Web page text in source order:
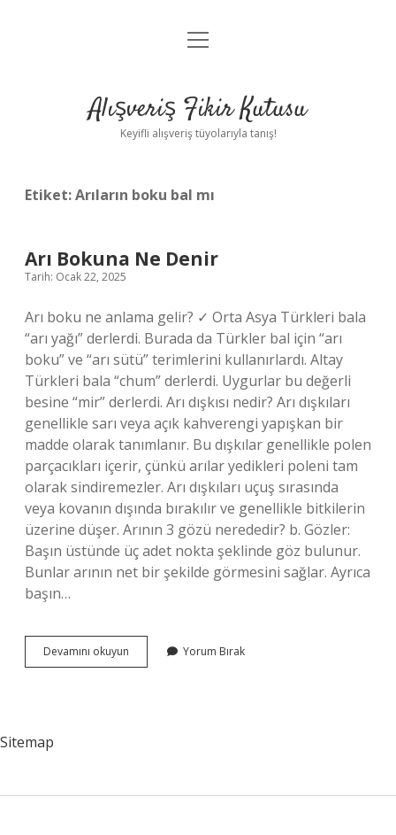
Anasayfa
Yasal Uyarı
menüyü
Alışveriş Fikir Kutusu
Keyifli alışveriş tüyolarıyla tanış!
Etiket:Arıların boku bal mı
Arı Bokuna Ne Denir
Tarih: Ocak 22, 2025
Arı boku ne anlama gelir? ✓ Orta Asya Türkleri bala
“arı yağı” derlerdi. Burada da Türkler bal için “arı
boku” ve “arı sütü” terimlerini kullanırlardı. Altay
Türkleri bala “chum” derlerdi. Uygurlar bu değerli
besine “mir” derlerdi. Arı dışkısı nedir? Arı dışkıları
genellikle sarı veya açık kahverengi yapışkan bir
madde olarak tanımlanır. Bu dışkılar genellikle polen
parçacıkları içerir, çünkü arılar yedikleri poleni tam
olarak sindiremezler. Arı dışkıları uçuş sırasında
veya kovanın dışında bırakılır ve genellikle bitkilerin
üzerine düşer. Arının 3 gözü nerededir? b. Gözler:
Başın üstünde üç adet nokta şeklinde göz bulunur.
Bunlar arının net bir şekilde görmesini sağlar. Ayrıca
başın…
Devamını okuyun
Bokuna
Yorum Bırak
Sitemap